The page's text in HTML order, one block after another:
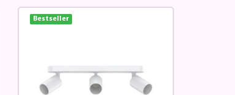
Bestseller